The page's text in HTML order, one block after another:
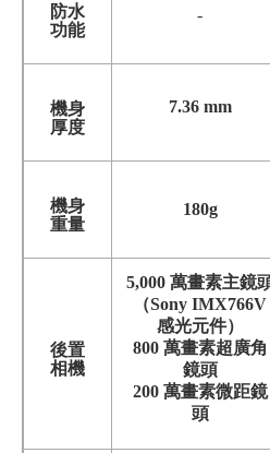
防水
功能
-
機身
厚度
7.36 mm
機身
重量
180g
後置
相機
5,000 萬畫素主鏡
（Sony IMX766V
感光元件）
800 萬畫素超廣角
鏡頭
200 萬畫素微距鏡
頭